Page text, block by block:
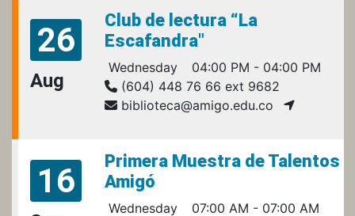
26
Aug
Club de lectura “La
Escafandra"
Wednesday
04:00 PM - 04:00 PM
(604) 448 76 66 ext 9682
biblioteca@amigo.edu.co
16
Primera Muestra de Talentos
Amigó
Wednesday
07:00 AM - 07:00 AM